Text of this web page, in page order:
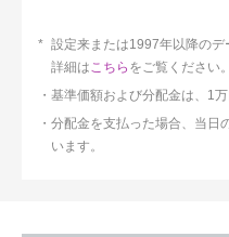
設定来または1997年以降のデ
詳細はこちら をご覧ください。
基準価額および分配金は、1万
分配金を支払った場合、当日
います。